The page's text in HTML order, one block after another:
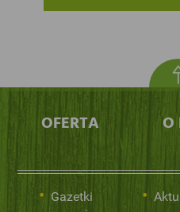
OFERTA
Gazetki
O